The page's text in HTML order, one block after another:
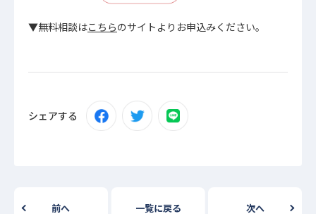
▼無料相談はこちらのサイトよりお申込みください。
シェアする
前へ 一覧に戻る 次へ